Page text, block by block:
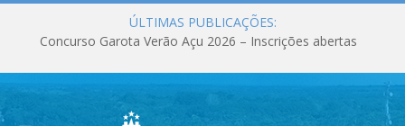
ÚLTIMAS PUBLICAÇÕES:
Concurso Garota Verão Açu 2026 – Inscrições abertas